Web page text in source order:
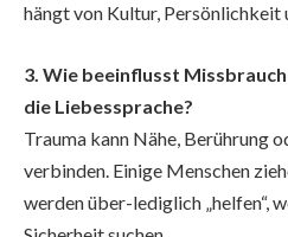
hängt von Kultur, Persönlichkeit
3. Wie beeinflusst
die Liebessprache?
Trauma kann Nähe, Berührung
verbinden. Einige Menschen
werden über-lediglich „helfen“,